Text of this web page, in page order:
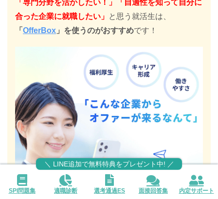
「専門分野を活かしたい！」「自適性を知って自分に
合った企業に就職したい」 と思う就活生は、
「 OfferBox 」を使うのがおすすめです！
SPI問題集 適職診断 選考通過ES 面接回答集 内定サポート
＼ LINE追加で無料特典をプレゼント中! ／